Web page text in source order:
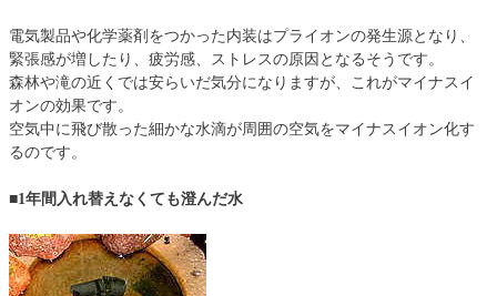
電気製品や化学薬剤をつかった内装はプライオンの発生源となり、
緊張感が増したり、疲労感、ストレスの原因となるそうです。
森林や滝の近くでは安らいだ気分になりますが、これがマイナスイ
オンの効果です。
空気中に飛び散った細かな水滴が周囲の空気をマイナスイオン化す
るのです。
■1年間入れ替えなくても澄んだ水